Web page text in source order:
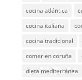
cocina atlántica
cocina italiana
cocina tradicional
comer en coruña
dieta mediterránea